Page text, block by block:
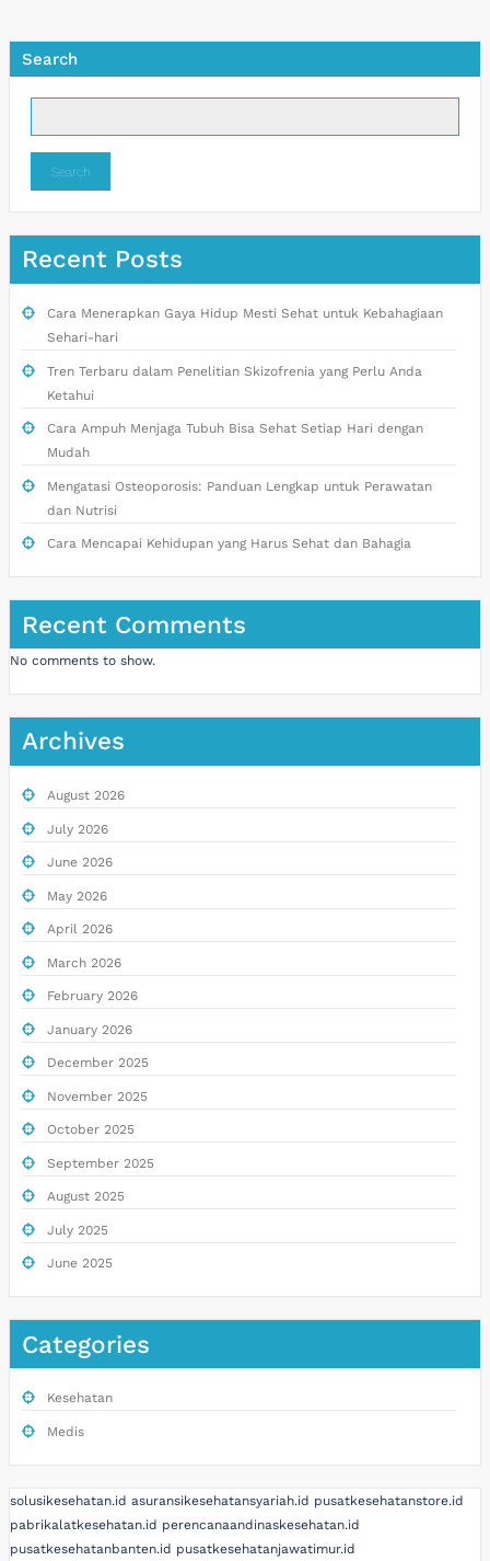
Search
Search
Recent Posts
Cara Menerapkan Gaya Hidup Mesti Sehat untuk Kebahagiaan
Sehari-hari
Tren Terbaru dalam Penelitian Skizofrenia yang Perlu Anda
Ketahui
Cara Ampuh Menjaga Tubuh Bisa Sehat Setiap Hari dengan
Mudah
Mengatasi Osteoporosis: Panduan Lengkap untuk Perawatan
dan Nutrisi
Cara Mencapai Kehidupan yang Harus Sehat dan Bahagia
Recent Comments
No comments to show.
Archives
August 2026
July 2026
June 2026
May 2026
April 2026
March 2026
February 2026
January 2026
December 2025
November 2025
October 2025
September 2025
August 2025
July 2025
June 2025
Categories
Kesehatan
Medis
solusikesehatan.id asuransikesehatansyariah.id pusatkesehatanstore.id
pabrikalatkesehatan.id perencanaandinaskesehatan.id
pusatkesehatanbanten.id pusatkesehatanjawatimur.id